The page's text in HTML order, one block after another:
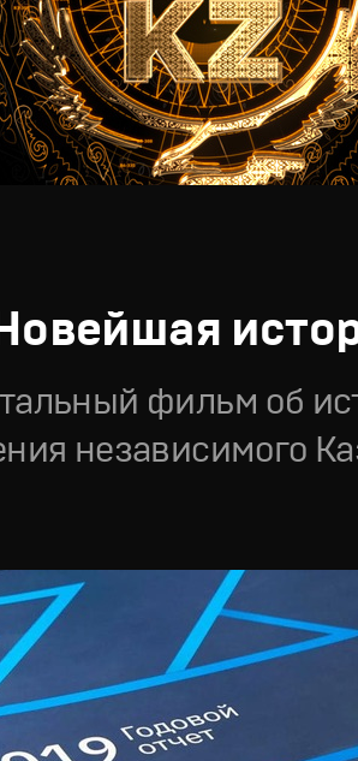
фильм об
независимого